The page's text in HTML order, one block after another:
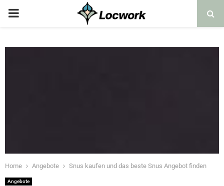
Home Angebote Snus kaufen und das beste Snus Angebot finden
Angebote